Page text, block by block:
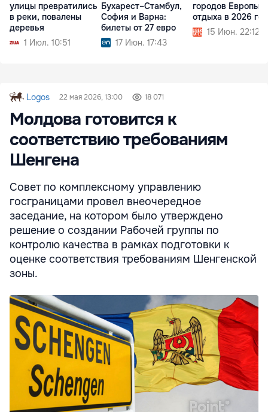
улицы превратились
в реки, повалены
деревья
1 Июл. 10:51
Бухарест–Стамбул,
София и Варна:
билеты от 27 евро
17 Июн. 17:43
городов Европы
отдыха в 2026
15 Июн. 22:12
Logos 22 мая 2026, 13:00 18 071
Молдова готовится к
соответствию требованиям
Шенгена
Совет по комплексному управлению
госграницами провел внеочередное
заседание, на котором было утверждено
решение о создании Рабочей группы по
контролю качества в рамках подготовки к
оценке соответствия требованиям Шенгенской
зоны.